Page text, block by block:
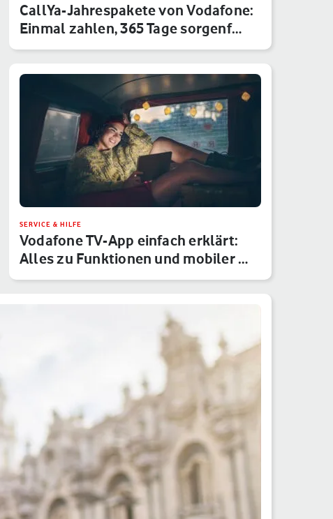
CallYa-Jahrespakete von Vodafone:
Einmal zahlen, 365 Tage sorgenf…
SERVICE & HILFE
Vodafone TV-App einfach erklärt:
Alles zu Funktionen und mobiler …